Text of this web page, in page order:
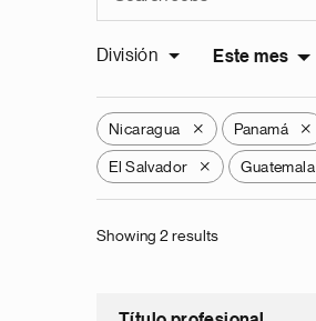
División Este mes
Nicaragua X Panamá X
El Salvador X Guatemala
Showing 2 results